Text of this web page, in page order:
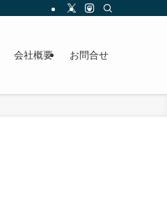
会社概要 お問合せ